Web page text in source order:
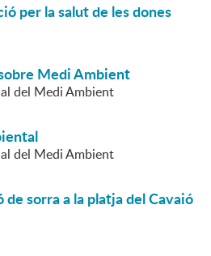
per la salut de les dones
Medi Ambient
del Medi Ambient
del Medi Ambient
sorra a la platja del Cavaió